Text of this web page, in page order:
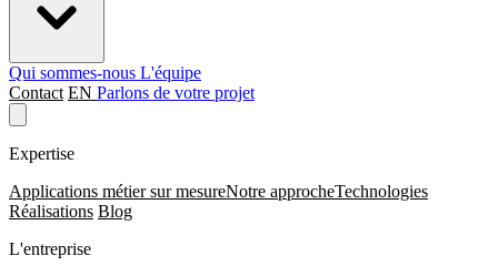
Qui sommes-nous L'équipe
Contact EN Parlons de votre projet
Expertise
Applications métier sur mesureNotre approcheTechnologies
Réalisations Blog
L'entreprise